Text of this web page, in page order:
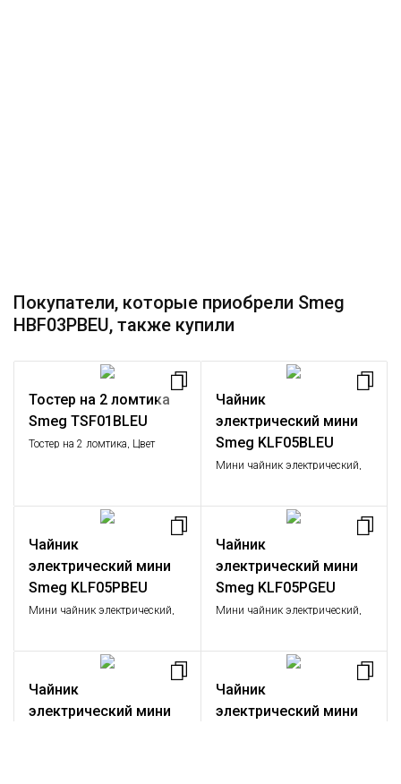
Покупатели, которые приобрели Smeg
HBF03PBEU, также купили
Тостер на 2 ломтика
Smeg TSF01BLEU
Тостер на 2 ломтика, Цвет
Съемный поддон для крошек.
Чайник
электрический мини
Smeg KLF05BLEU
Мини чайник электрический,
Чайник
электрический мини
Smeg KLF05PBEU
Мини чайник электрический,
Чайник
электрический мини
Smeg KLF05PGEU
Мини чайник электрический,
Чайник
электрический мини
Чайник
электрический мини